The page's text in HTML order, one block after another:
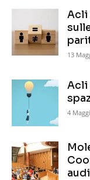
Acli
13
Acli
4